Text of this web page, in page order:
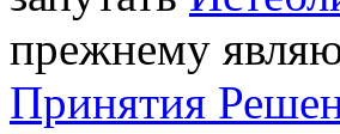
прежнему
Принятия